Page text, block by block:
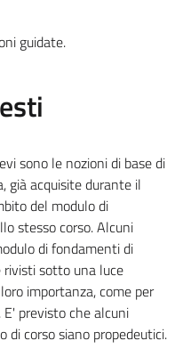
guidate.
sono le nozioni di base di
già acquisite durante il
del modulo di
stesso corso. Alcuni
di fondamenti di
rivisti sotto una luce
importanza, come per
previsto che alcuni
di corso siano propedeutici.